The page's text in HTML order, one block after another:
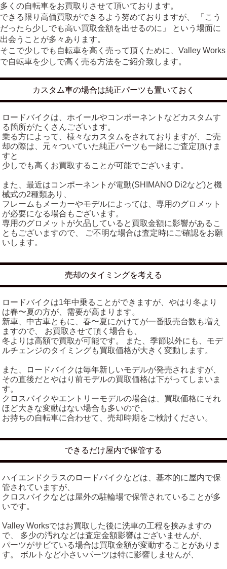
多くの自転車をお買取りさせて頂いております。
できる限り高価買取ができるよう努めておりますが、 「こう
だったら少しでも高い買取金額を出せるのに」 という場面に
出会うことが多々あります。
そこで少しでも自転車を高く売って頂くために、Valley Works
で自転車を少しで高く売る方法をご紹介致します。
カスタム車の場合は純正パーツも置いておく
ロードバイクは、ホイールやコンポーネントなどカスタムす
る箇所がたくさんございます。
乗る方によって、様々なカスタムをされておりますが、ご売
却の際は、元々ついていた純正パーツも一緒にご査定頂けま
すと
少しでも高くお買取することが可能でございます。
また、最近はコンポーネントが電動(SHIMANO Di2など)と機
械式の2種類あり、
フレームもメーカーやモデルによっては、専用のグロメット
が必要になる場合もございます。
専用のグロメットが欠品していると買取金額に影響があるこ
ともございますので、 ご不明な場合は査定時にご確認をお願
いします。
売却のタイミングを考える
ロードバイクは1年中乗ることができますが、やはり冬より
は春〜夏の方が、需要が高まります。
新車、中古車ともに、春〜夏にかけてが一番販売台数も増え
ますので、 お買取させて頂く場合も、
冬よりは高額で買取が可能です。 また、季節以外にも、モデ
ルチェンジのタイミングも買取価格が大きく変動します。
また、ロードバイクは毎年新しいモデルが発売されますが、
その直後だとやはり前モデルの買取価格は下がってしまいま
す。
クロスバイクやエントリーモデルの場合は、買取価格にそれ
ほど大きな変動はない場合も多いので、
お持ちの自転車に合わせて、売却時期をご検討ください。
できるだけ屋内で保管する
ハイエンドクラスのロードバイクなどは、基本的に屋内で保
管されていますが、
クロスバイクなどは屋外の駐輪場で保管されていることが多
いです。
Valley Worksではお買取した後に洗車の工程を挟みますの
で、 多少の汚れなどは査定金額影響はございませんが、
パーツがサビている場合は買取金額が変動することがありま
す。 ボルトなど小さいパーツは特に影響しませんが、